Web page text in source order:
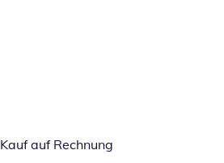
Kauf auf Rechnung